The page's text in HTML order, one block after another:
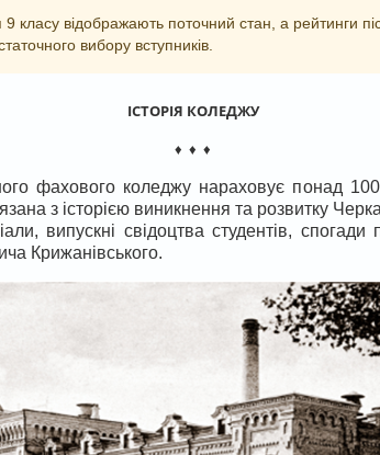
9 класу відображають поточний стан, а рейтинги
вибору вступників.
ІСТОРІЯ КОЛЕДЖУ
♦ ♦ ♦
фахового коледжу нараховує понад
з історією виникнення та розвитку
випускні свідоцтва студентів,
Крижанівського.